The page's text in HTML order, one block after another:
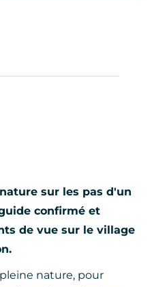
sur les pas d'un
confirmé et
de vue sur le village
nature, pour